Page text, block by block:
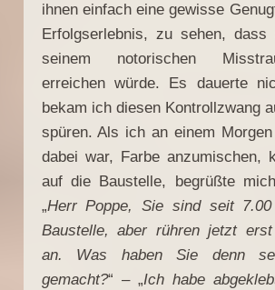
ihnen einfach eine gewisse
Erfolgserlebnis, zu sehen,
seinem notorischen
erreichen würde. Es dauerte
bekam ich diesen Kontrollzwang
spüren. Als ich an einem
dabei war, Farbe anzumischen,
auf die Baustelle, begrüßte
„Herr Poppe, Sie sind seit
Baustelle, aber rühren jetzt
an. Was haben Sie denn
gemacht?“ – „Ich habe